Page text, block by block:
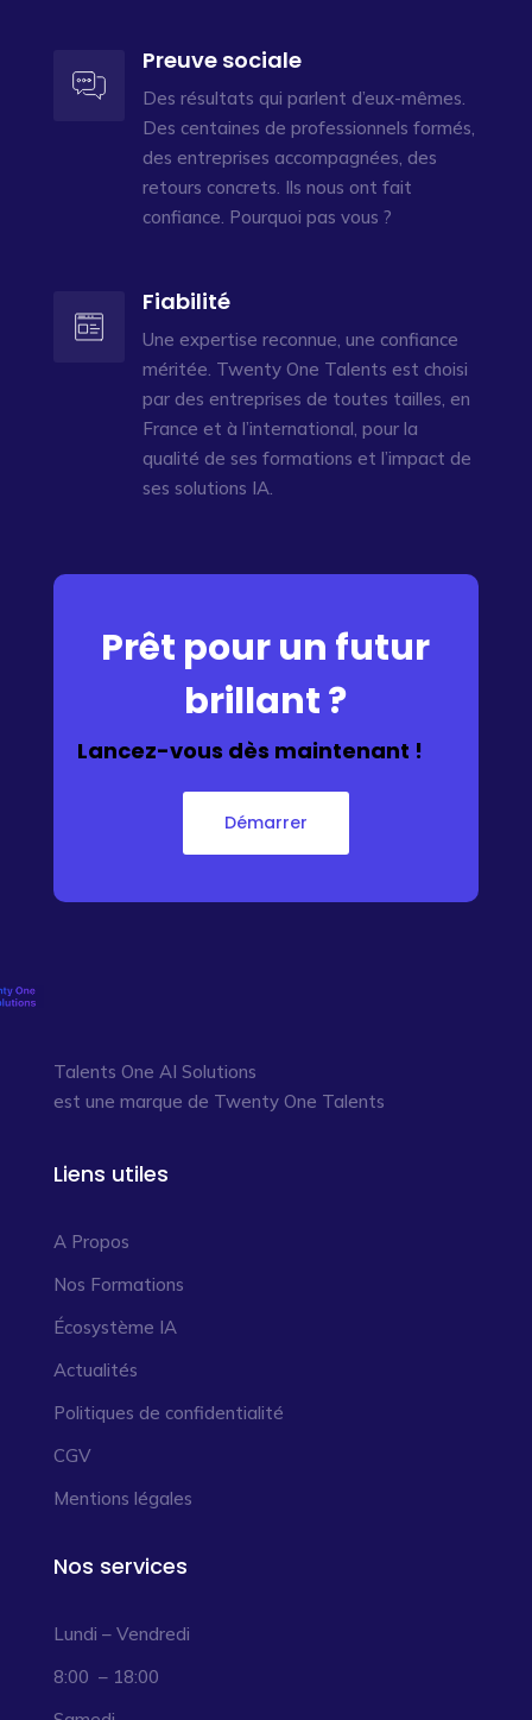
Preuve sociale
Des résultats qui parlent d’eux-mêmes.
Des centaines de professionnels formés,
des entreprises accompagnées, des
retours concrets. Ils nous ont fait
confiance. Pourquoi pas vous ?
Fiabilité
Une expertise reconnue, une confiance
méritée. Twenty One Talents est choisi
par des entreprises de toutes tailles, en
France et à l’international, pour la
qualité de ses formations et l’impact de
ses solutions IA.
Prêt pour un futur
brillant ?
Lancez-vous dès maintenant !
Démarrer
Talents One AI Solutions
est une marque de Twenty One Talents
Liens utiles
A Propos
Nos Formations
Écosystème IA
Actualités
Politiques de confidentialité
CGV
Mentions légales
Nos services
Lundi – Vendredi
8:00 – 18:00